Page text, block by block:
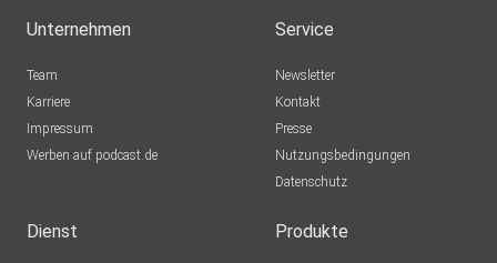
Unternehmen
Team
Karriere
Impressum
Werben auf podcast.de
Service
Newsletter
Kontakt
Presse
Nutzungsbedingungen
Datenschutz
Dienst Produkte